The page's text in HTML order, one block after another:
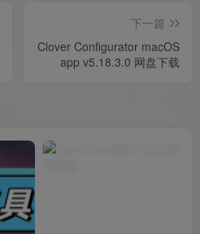
下一篇
Clover Configurator macOS
app v5.18.3.0 网盘下载